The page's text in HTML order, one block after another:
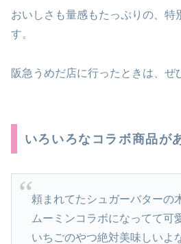
おいしさも量感もたっぷりの、特
す。
阪急うめだ店に行ったときは、ぜ
いろいろなコラボ商品が
頼まれてたシュガーバターの
ムーミンコラボになってて可
いちごのやつ絶対美味しいよ